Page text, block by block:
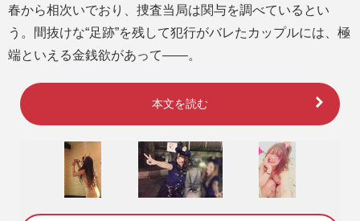
春から相次いでおり、捜査当局は関与を調べているとい
う。間抜けな“足跡”を残して犯行がバレたカップルには、極
端といえる金銭欲があって――。
本文を読む